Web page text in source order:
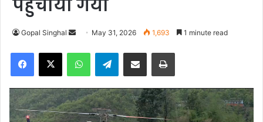
पहुंचाया गया
Gopal Singhal
n
d
a
n
e
May 31, 2026 1,693 1 minute read
Telegram
Video
Player